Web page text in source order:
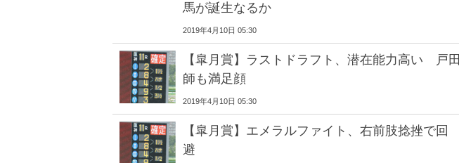
馬が誕生なるか
2019年4月10日 05:30
【皐月賞】ラストドラフト、潜在能力高い 戸田
師も満足顔
2019年4月10日 05:30
【皐月賞】エメラルファイト、右前肢捻挫で回
避